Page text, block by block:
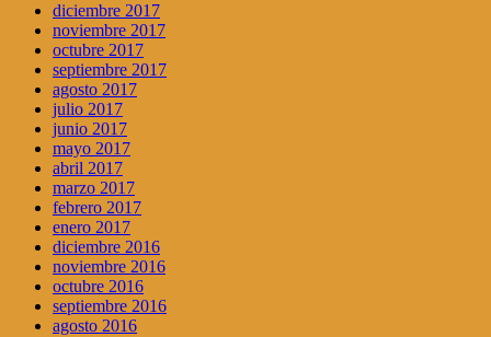
diciembre 2017
noviembre 2017
octubre 2017
septiembre 2017
agosto 2017
julio 2017
junio 2017
mayo 2017
abril 2017
marzo 2017
febrero 2017
enero 2017
diciembre 2016
noviembre 2016
octubre 2016
septiembre 2016
agosto 2016